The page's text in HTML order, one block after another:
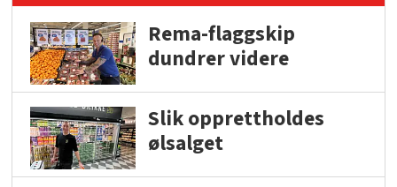
Rema-flaggskip
dundrer videre
Slik opprettholdes
ølsalget